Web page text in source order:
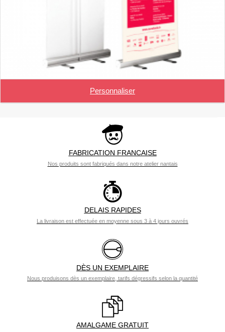
Personnaliser
FABRICATION FRANCAISE
Nos produits sont fabriqués dans notre atelier nantais
DELAIS RAPIDES
La livraison est effectuée en moyenne sous 3 à 4 jours ouvrés
DÈS UN EXEMPLAIRE
Nous produisons dès un exemplaire, tarifs dégressifs selon la quantité
AMALGAME GRATUIT